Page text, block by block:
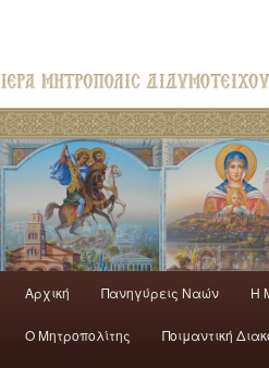
Αρχική Πανηγύρεις Ναών H
Ο Mητροπολίτης Ποιμαντική